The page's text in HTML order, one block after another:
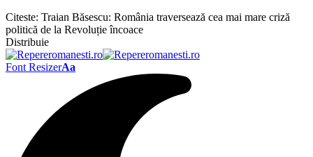
Citeste: Traian Băsescu: România traversează cea mai mare criză
politică de la Revoluție încoace
Distribuie
Font ResizerAa